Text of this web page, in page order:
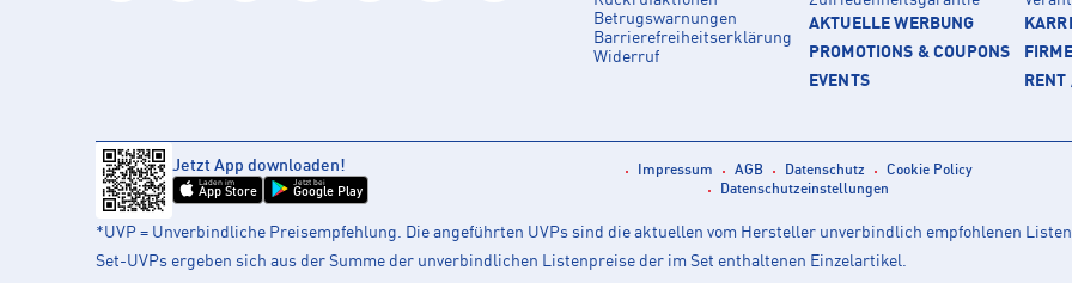
Betrugswarnungen
Barrierefreiheitserklärung
Widerruf
AKTUELLE WERBUNG
PROMOTIONS & COUPONS
EVENTS
RENT
Jetzt App downloaden!
Laden im
App Store
Jetzt bei
Google Play
Impressum AGB Datenschutz
Cookie Policy
Datenschutzeinstellungen
*UVP = Unverbindliche Preisempfehlung. Die angeführten UVPs sind die aktuellen vom Hersteller unverbindlich empfohlenen
Set-UVPs ergeben sich aus der Summe der unverbindlichen Listenpreise der im Set enthaltenen Einzelartikel.